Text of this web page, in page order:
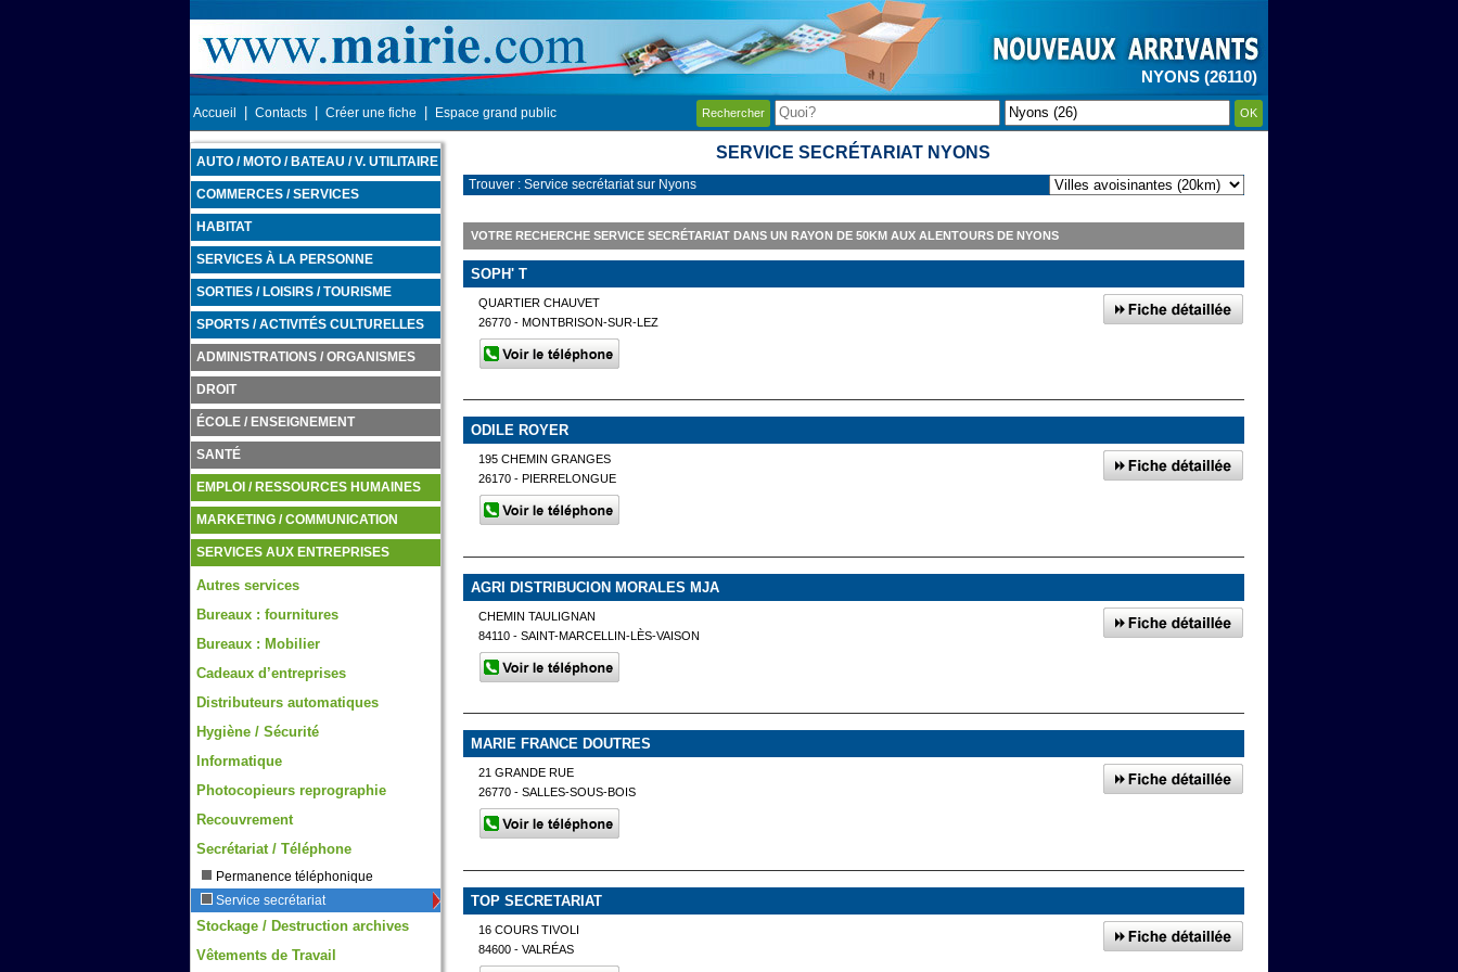
NYONS (26110)
Accueil Contacts Créer une fiche Espace grand public Rechercher OK
AUTO / MOTO / BATEAU / V. UTILITAIRE
COMMERCES / SERVICES
HABITAT
SERVICES À LA PERSONNE
SORTIES / LOISIRS / TOURISME
SPORTS / ACTIVITÉS CULTURELLES
ADMINISTRATIONS / ORGANISMES
DROIT
ÉCOLE / ENSEIGNEMENT
SANTÉ
EMPLOI / RESSOURCES HUMAINES
MARKETING / COMMUNICATION
SERVICES AUX ENTREPRISES
Autres services
Bureaux : fournitures
Bureaux : Mobilier
Cadeaux d’entreprises
Distributeurs automatiques
Hygiène / Sécurité
Informatique
Photocopieurs reprographie
Recouvrement
Secrétariat / Téléphone
Permanence téléphonique
Service secrétariat
Stockage / Destruction archives
Vêtements de Travail
SERVICE SECRÉTARIAT NYONS
Trouver : Service secrétariat sur Nyons
VOTRE RECHERCHE SERVICE SECRÉTARIAT DANS UN RAYON DE 50KM AUX ALENTOURS DE NYONS
SOPH' T
QUARTIER CHAUVET
26770 - MONTBRISON-SUR-LEZ
ODILE ROYER
195 CHEMIN GRANGES
26170 - PIERRELONGUE
AGRI DISTRIBUCION MORALES MJA
CHEMIN TAULIGNAN
84110 - SAINT-MARCELLIN-LÈS-VAISON
MARIE FRANCE DOUTRES
21 GRANDE RUE
26770 - SALLES-SOUS-BOIS
TOP SECRETARIAT
16 COURS TIVOLI
84600 - VALRÉAS